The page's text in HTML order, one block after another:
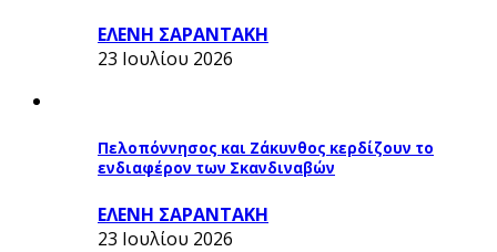
ΕΛΕΝΗ ΣΑΡΑΝΤΑΚΗ
23 Ιουλίου 2026
Πελοπόννησος και Ζάκυνθος κερδίζουν το
ενδιαφέρον των Σκανδιναβών
ΕΛΕΝΗ ΣΑΡΑΝΤΑΚΗ
23 Ιουλίου 2026